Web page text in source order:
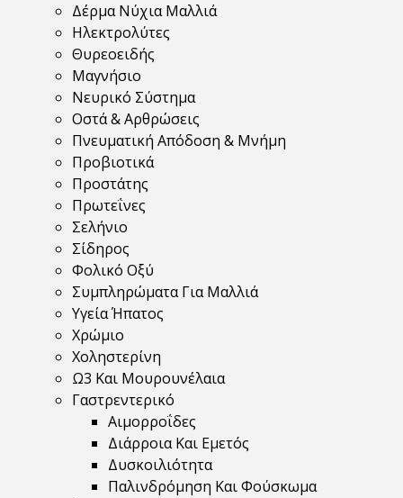
Δέρμα Νύχια Μαλλιά
Ηλεκτρολύτες
Θυρεοειδής
Μαγνήσιο
Νευρικό Σύστημα
Οστά & Αρθρώσεις
Πνευματική Απόδοση & Μνήμη
Προβιοτικά
Προστάτης
Πρωτεΐνες
Σελήνιο
Σίδηρος
Φολικό Οξύ
Συμπληρώματα Για Μαλλιά
Υγεία Ήπατος
Χρώμιο
Χοληστερίνη
Ω3 Και Μουρουνέλαια
Γαστρεντερικό
Αιμορροΐδες
Διάρροια Και Εμετός
Δυσκοιλιότητα
Παλινδρόμηση Και Φούσκωμα